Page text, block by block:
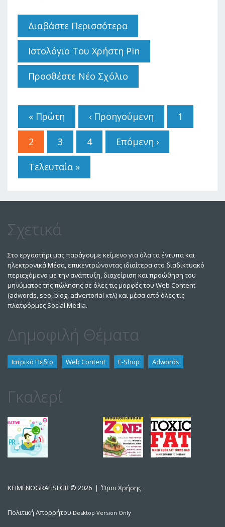
Διαβάστε Περισσότερα
Media
Αναπτύσσονται
Συνολική Δαπάνη
Σε Όλο Τον
Κόσμο
Ιστολόγιο Του Χρήστη Pin
Προσθέστε Νέο Σχόλιο
« Πρώτη ‹ Προηγούμενη 1
2 3 4 Επόμενη ›
Τελευταία »
Σχετικά
Στο εργαστήρι μας παράγουμε κείμενο για όλα τα έντυπα και
ηλεκτρονικά Μέσα, επικεντρώνοντας ιδιαίτερα στο διαδικτυακό
περιεχόμενο με την ανάπτυξη, διαχείριση και προώθηση του
μηνύματος της πώλησης σε όλες τις μορφές του Web Content
(adwords, seo, blog, advertorial κτλ) και μέσα από όλες τις
πλατφόρμες Social Media.
Δημοφιλή Θέματα
Ιατρικό Πεδίο Web Content E-Shop Adwords
Γκαλερί
KEIMENOGRAFISI.GR © 2026 |Όροι Χρήσης
Πολιτική Απορρήτου Desktop Version Only